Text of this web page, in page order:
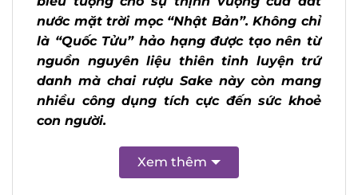
Sake biểu tượng cho sự thịnh vượng
của đất nước mặt trời mọc “Nhật Bản”.
Không chỉ là “Quốc Tửu” hảo hạng được
tạo nên từ nguồn nguyên liệu thiên tinh
luyện trứ danh mà chai rượu Sake này
còn mang nhiều công dụng tích cực đến
sức khoẻ con người.
Xem thêm